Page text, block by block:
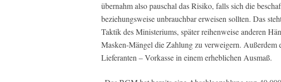
übernahm also pauschal das Risiko, falls sich die
beziehungsweise unbrauchbar erweisen sollten. Das
Taktik des Ministeriums, später reihenweise anderen
Masken-Mängel die Zahlung zu verweigern. Außerdem
Lieferanten – Vorkasse in einem erheblichen Ausmaß.